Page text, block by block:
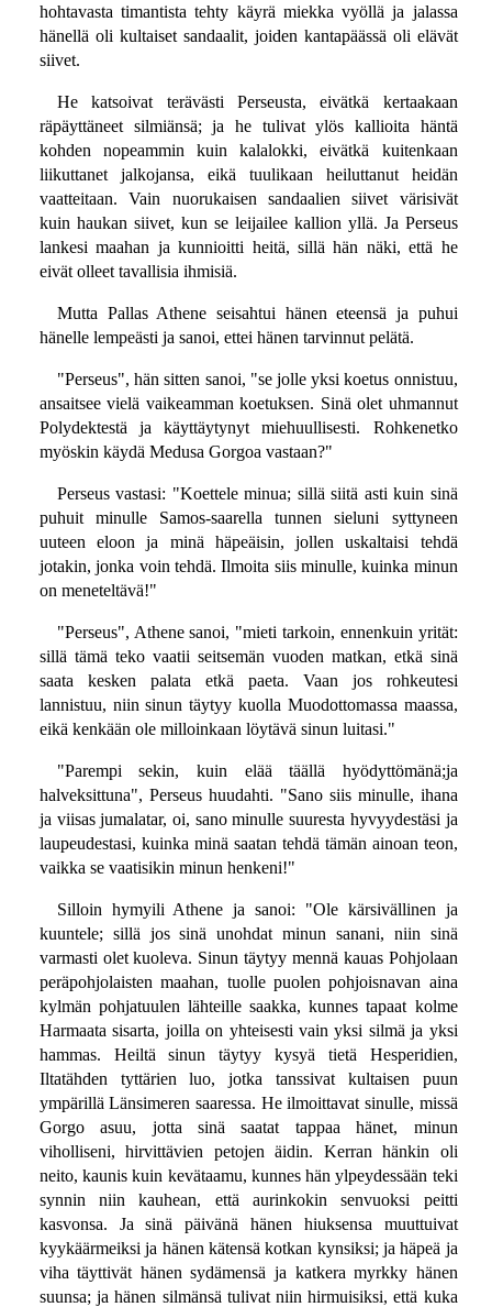
hohtavasta timantista tehty käyrä miekka vyöllä ja jalassa
hänellä oli kultaiset sandaalit, joiden kantapäässä oli elävät
siivet.
He katsoivat terävästi Perseusta, eivätkä kertaakaan
räpäyttäneet silmiänsä; ja he tulivat ylös kallioita häntä
kohden nopeammin kuin kalalokki, eivätkä kuitenkaan
liikuttanet jalkojansa, eikä tuulikaan heiluttanut heidän
vaatteitaan. Vain nuorukaisen sandaalien siivet värisivät
kuin haukan siivet, kun se leijailee kallion yllä. Ja Perseus
lankesi maahan ja kunnioitti heitä, sillä hän näki, että he
eivät olleet tavallisia ihmisiä.
Mutta Pallas Athene seisahtui hänen eteensä ja puhui
hänelle lempeästi ja sanoi, ettei hänen tarvinnut pelätä.
"Perseus", hän sitten sanoi, "se jolle yksi koetus onnistuu,
ansaitsee vielä vaikeamman koetuksen. Sinä olet uhmannut
Polydektestä ja käyttäytynyt miehuullisesti. Rohkenetko
myöskin käydä Medusa Gorgoa vastaan?"
Perseus vastasi: "Koettele minua; sillä siitä asti kuin sinä
puhuit minulle Samos-saarella tunnen sieluni syttyneen
uuteen eloon ja minä häpeäisin, jollen uskaltaisi tehdä
jotakin, jonka voin tehdä. Ilmoita siis minulle, kuinka minun
on meneteltävä!"
"Perseus", Athene sanoi, "mieti tarkoin, ennenkuin yrität:
sillä tämä teko vaatii seitsemän vuoden matkan, etkä sinä
saata kesken palata etkä paeta. Vaan jos rohkeutesi
lannistuu, niin sinun täytyy kuolla Muodottomassa maassa,
eikä kenkään ole milloinkaan löytävä sinun luitasi."
"Parempi sekin, kuin elää täällä hyödyttömänä;ja
halveksittuna", Perseus huudahti. "Sano siis minulle, ihana
ja viisas jumalatar, oi, sano minulle suuresta hyvyydestäsi ja
laupeudestasi, kuinka minä saatan tehdä tämän ainoan teon,
vaikka se vaatisikin minun henkeni!"
Silloin hymyili Athene ja sanoi: "Ole kärsivällinen ja
kuuntele; sillä jos sinä unohdat minun sanani, niin sinä
varmasti olet kuoleva. Sinun täytyy mennä kauas Pohjolaan
peräpohjolaisten maahan, tuolle puolen pohjoisnavan aina
kylmän pohjatuulen lähteille saakka, kunnes tapaat kolme
Harmaata sisarta, joilla on yhteisesti vain yksi silmä ja yksi
hammas. Heiltä sinun täytyy kysyä tietä Hesperidien,
Iltatähden tyttärien luo, jotka tanssivat kultaisen puun
ympärillä Länsimeren saaressa. He ilmoittavat sinulle, missä
Gorgo asuu, jotta sinä saatat tappaa hänet, minun
viholliseni, hirvittävien petojen äidin. Kerran hänkin oli
neito, kaunis kuin kevätaamu, kunnes hän ylpeydessään teki
synnin niin kauhean, että aurinkokin senvuoksi peitti
kasvonsa. Ja sinä päivänä hänen hiuksensa muuttuivat
kyykäärmeiksi ja hänen kätensä kotkan kynsiksi; ja häpeä ja
viha täyttivät hänen sydämensä ja katkera myrkky hänen
suunsa; ja hänen silmänsä tulivat niin hirmuisiksi, että kuka